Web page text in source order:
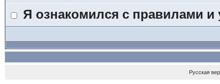
Я ознакомился с правилами
Русская